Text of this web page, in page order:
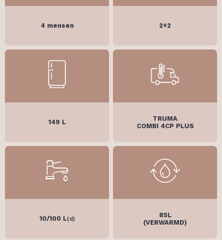
4 mensen 2+2
149 L
TRUMA
COMBI 4CP PLUS
10/100 L(d)
85L
(VERWARMD)